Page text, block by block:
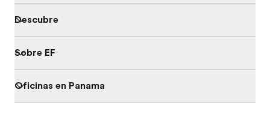
Descubre
Sobre EF
Oficinas en Panama